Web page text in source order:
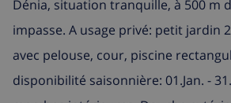
Dénia, situation tranquille, à 500 m
impasse. A usage privé: petit jardin
avec pelouse, cour, piscine
disponibilité saisonnière: 01.Jan. -